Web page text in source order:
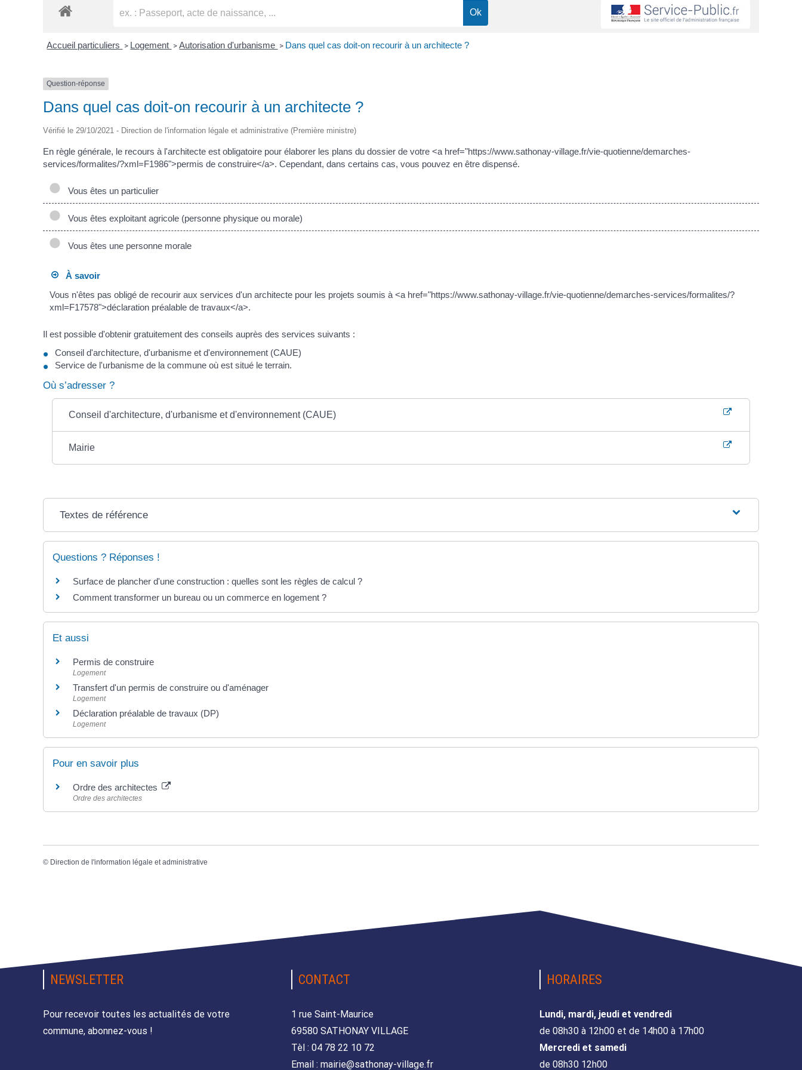
Accueil particuliers > Logement > Autorisation d'urbanisme > Dans quel cas doit-on recourir à un architecte ?
Question-réponse
Dans quel cas doit-on recourir à un architecte ?
Vérifié le 29/10/2021 - Direction de l'information légale et administrative (Première ministre)
En règle générale, le recours à l'architecte est obligatoire pour élaborer les plans du dossier de votre <a href="https://www.sathonay-village.fr/vie-quotienne/demarches-
services/formalites/?xml=F1986">permis de construire</a>. Cependant, dans certains cas, vous pouvez en être dispensé.
Vous êtes un particulier
Vous êtes exploitant agricole (personne physique ou morale)
Vous êtes une personne morale
À savoir
Vous n'êtes pas obligé de recourir aux services d'un architecte pour les projets soumis à <a href="https://www.sathonay-village.fr/vie-quotienne/demarches-services/formalites/?
xml=F17578">déclaration préalable de travaux</a>.
Il est possible d'obtenir gratuitement des conseils auprès des services suivants :
Conseil d'architecture, d'urbanisme et d'environnement (CAUE)
Service de l'urbanisme de la commune où est situé le terrain.
Où s’adresser ?
Conseil d'architecture, d'urbanisme et d'environnement (CAUE)
Mairie
Textes de référence
Questions ? Réponses !
Surface de plancher d'une construction : quelles sont les règles de calcul ?
Comment transformer un bureau ou un commerce en logement ?
Et aussi
Permis de construire
Logement
Transfert d'un permis de construire ou d'aménager
Logement
Déclaration préalable de travaux (DP)
Logement
Pour en savoir plus
Ordre des architectes
Ordre des architectes
© Direction de l'information légale et administrative
NEWSLETTER
Pour recevoir toutes les actualités de votre
commune, abonnez-vous !
CONTACT
1 rue Saint-Maurice
69580 SATHONAY VILLAGE
Tèl : 04 78 22 10 72
Email : mairie@sathonay-village.fr
HORAIRES
Lundi, mardi, jeudi et vendredi
de 08h30 à 12h00 et de 14h00 à 17h00
Mercredi et samedi
de 08h30 12h00